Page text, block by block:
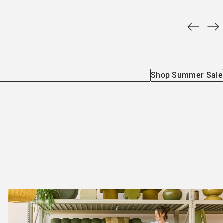
Shop Summer Sale